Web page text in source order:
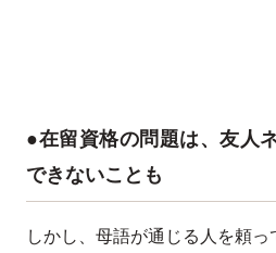
●在留資格の問題は、友人
できないことも
しかし、母語が通じる人を頼